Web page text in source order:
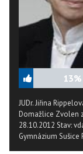
13%
JUDr. Jiřina
Domažlice Zvolen
28.10.2012 Stav:
Gymnázium